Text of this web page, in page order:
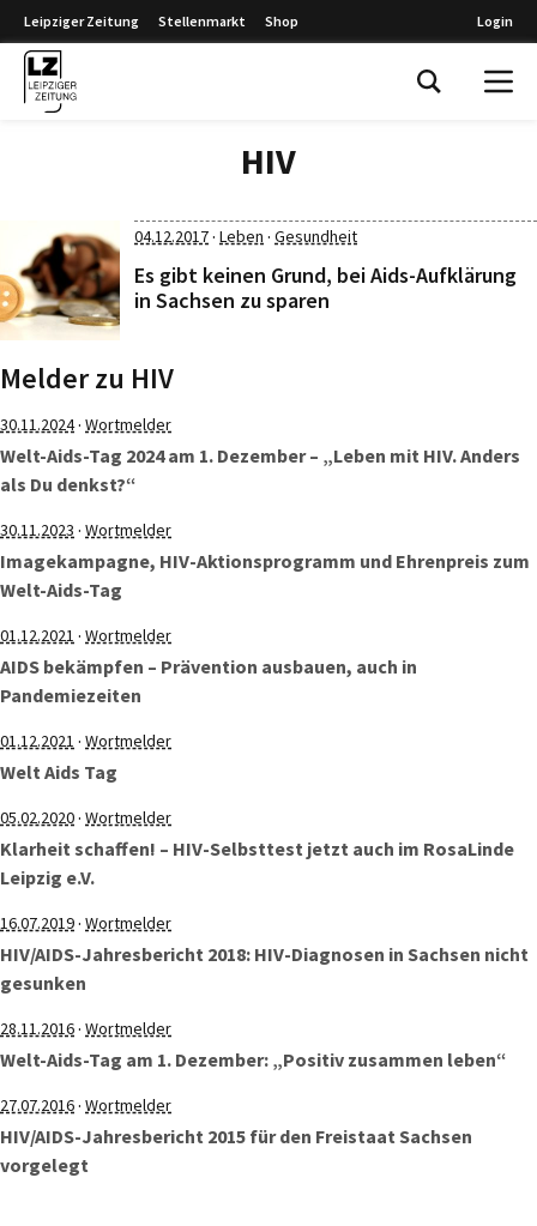
Leipziger Zeitung Stellenmarkt Shop Login
HIV
04.12.2017· Leben · Gesundheit
Es gibt keinen Grund, bei Aids-Aufklärung
in Sachsen zu sparen
Melder zu HIV
30.11.2024· Wortmelder
Welt-Aids-Tag 2024 am 1. Dezember – „Leben mit HIV. Anders
als Du denkst?“
30.11.2023 · Wortmelder
Imagekampagne, HIV-Aktionsprogramm und Ehrenpreis zum
Welt-Aids-Tag
01.12.2021 · Wortmelder
AIDS bekämpfen – Prävention ausbauen, auch in
Pandemiezeiten
01.12.2021 · Wortmelder
Welt Aids Tag
05.02.2020· Wortmelder
Klarheit schaffen! – HIV-Selbsttest jetzt auch im RosaLinde
Leipzig e.V.
16.07.2019· Wortmelder
HIV/AIDS-Jahresbericht 2018: HIV-Diagnosen in Sachsen nicht
gesunken
28.11.2016· Wortmelder
Welt-Aids-Tag am 1. Dezember: „Positiv zusammen leben“
27.07.2016· Wortmelder
HIV/AIDS-Jahresbericht 2015 für den Freistaat Sachsen
vorgelegt